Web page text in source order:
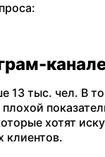
13 тыс. чел. В
хотят
клиентов.